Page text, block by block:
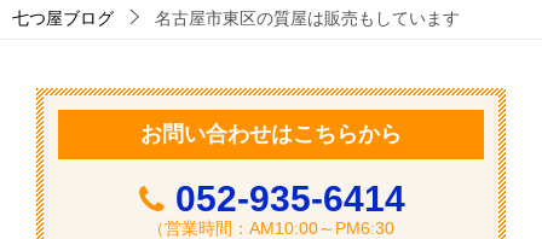
ー
七つ屋ブログ 名古屋市東区の質屋は販売もしています
お問い合わせはこちらから
052-935-6414
（営業時間：AM10:00～PM6:30